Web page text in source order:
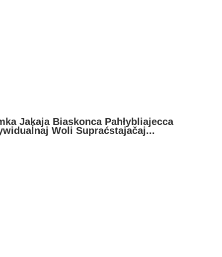
Jakaja Biaskonca Pahłybliajecca
Woli Supraćstajačaj...